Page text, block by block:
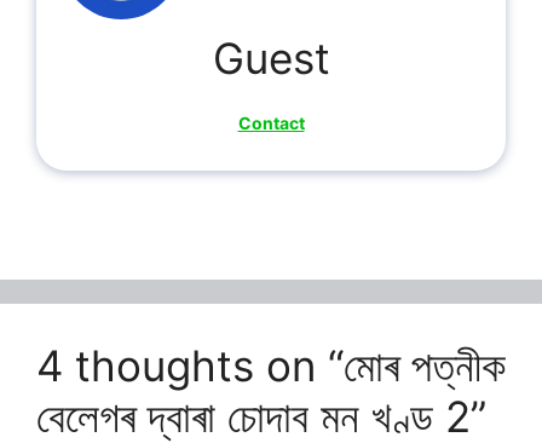
Guest
Contact
4 thoughts on “মোৰ পত্নীক
বেলেগৰ দ্বাৰা চোদাব মন খণ্ড 2”